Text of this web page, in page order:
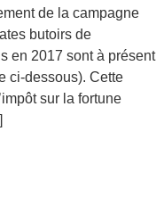
de la campagne
butoirs de
en 2017 sont à présent
ci-dessous). Cette
sur la fortune